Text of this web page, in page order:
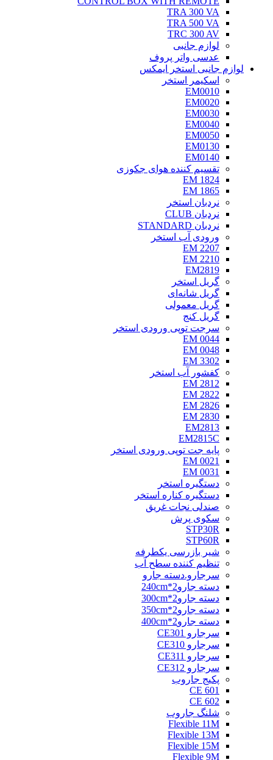
TRA 300 VA
TRA 500 VA
TRC 300 AV
لوازم جانبی
عدسی واتر پروف
لوازم جانبی استخر ایمکس
اسکیمر استخر
EM0010
EM0020
EM0030
EM0040
EM0050
EM0130
EM0140
تقسیم کننده هوای جکوزی
EM 1824
EM 1865
نردبان استخر
نردبان CLUB
نردبان STANDARD
ورودی آب استخر
EM 2207
EM 2210
EM2819
گریل استخر
گریل شانه‌ای
گریل معمولی
گریل کنج
سرجت توپی ورودی استخر
EM 0044
EM 0048
EM 3302
کفشور آب استخر
EM 2812
EM 2822
EM 2826
EM 2830
EM2813
EM2815C
پایه جت توپی ورودی استخر
EM 0021
EM 0031
دستگیره استخر
دستگیره کناره استخر
صندلی نجات غریق
سکوی پرش
STP30R
STP60R
شیر بازرسی یکطرفه
تنظیم کننده سطح آب
سرجارو.دسته جارو
دسته جارو2*240cm
دسته جارو2*300cm
دسته جارو2*350cm
دسته جارو2*400cm
سرجارو CE301
سرجارو CE310
سرجارو CE311
سرجارو CE312
پکیج جاروب
CE 601
CE 602
شلنگ جاروب
Flexible 11M
Flexible 13M
Flexible 15M
Flexible 9M